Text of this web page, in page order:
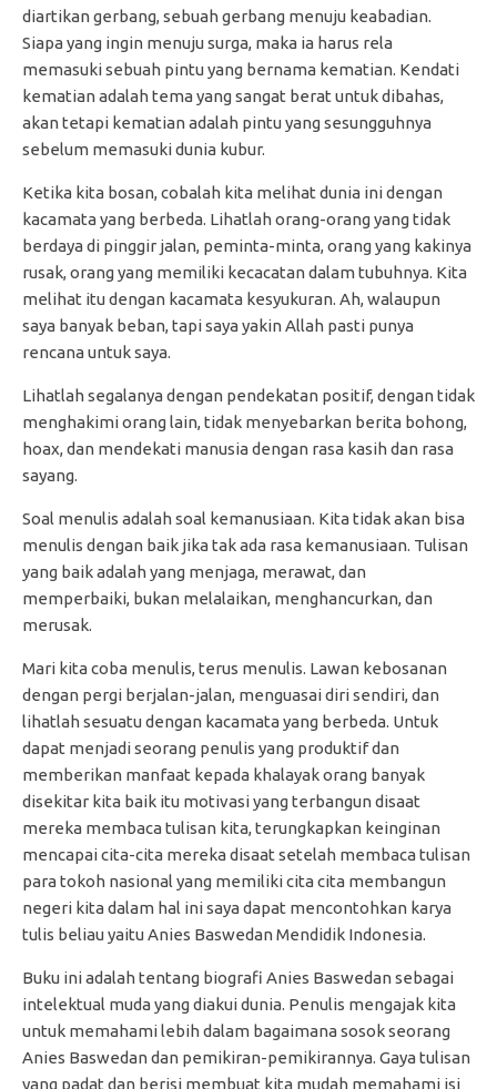
diartikan gerbang, sebuah gerbang menuju keabadian.
Siapa yang ingin menuju surga, maka ia harus rela
memasuki sebuah pintu yang bernama kematian. Kendati
kematian adalah tema yang sangat berat untuk dibahas,
akan tetapi kematian adalah pintu yang sesungguhnya
sebelum memasuki dunia kubur.
Ketika kita bosan, cobalah kita melihat dunia ini dengan
kacamata yang berbeda. Lihatlah orang-orang yang tidak
berdaya di pinggir jalan, peminta-minta, orang yang kakinya
rusak, orang yang memiliki kecacatan dalam tubuhnya. Kita
melihat itu dengan kacamata kesyukuran. Ah, walaupun
saya banyak beban, tapi saya yakin Allah pasti punya
rencana untuk saya.
Lihatlah segalanya dengan pendekatan positif, dengan tidak
menghakimi orang lain, tidak menyebarkan berita bohong,
hoax, dan mendekati manusia dengan rasa kasih dan rasa
sayang.
Soal menulis adalah soal kemanusiaan. Kita tidak akan bisa
menulis dengan baik jika tak ada rasa kemanusiaan. Tulisan
yang baik adalah yang menjaga, merawat, dan
memperbaiki, bukan melalaikan, menghancurkan, dan
merusak.
Mari kita coba menulis, terus menulis. Lawan kebosanan
dengan pergi berjalan-jalan, menguasai diri sendiri, dan
lihatlah sesuatu dengan kacamata yang berbeda. Untuk
dapat menjadi seorang penulis yang produktif dan
memberikan manfaat kepada khalayak orang banyak
disekitar kita baik itu motivasi yang terbangun disaat
mereka membaca tulisan kita, terungkapkan keinginan
mencapai cita-cita mereka disaat setelah membaca tulisan
para tokoh nasional yang memiliki cita cita membangun
negeri kita dalam hal ini saya dapat mencontohkan karya
tulis beliau yaitu Anies Baswedan Mendidik Indonesia.
Buku ini adalah tentang biografi Anies Baswedan sebagai
intelektual muda yang diakui dunia. Penulis mengajak kita
untuk memahami lebih dalam bagaimana sosok seorang
Anies Baswedan dan pemikiran-pemikirannya. Gaya tulisan
yang padat dan berisi membuat kita mudah memahami isi